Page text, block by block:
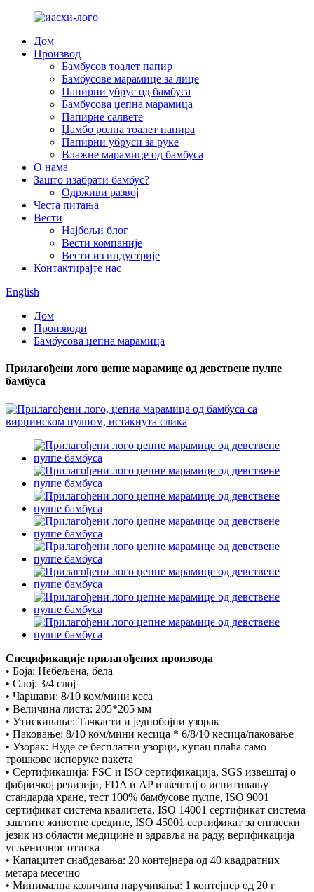
Дом
Производ
Бамбусов тоалет папир
Бамбусове марамице за лице
Папирни убрус од бамбуса
Бамбусова џепна марамица
Папирне салвете
Џамбо ролна тоалет папира
Папирни убруси за руке
Влажне марамице од бамбуса
О нама
Зашто изабрати бамбус?
Одрживи развој
Честа питања
Вести
Најбољи блог
Вести компаније
Вести из индустрије
Контактирајте нас
English
Дом
Производи
Бамбусова џепна марамица
Прилагођени лого џепне марамице од девствене пулпе
бамбуса
Спецификације прилагођених производа
• Боја: Небељена, бела
• Слој: 3/4 слој
• Чаршави: 8/10 ком/мини кеса
• Величина листа: 205*205 мм
• Утискивање: Тачкасти и једнобојни узорак
• Паковање: 8/10 ком/мини кесица * 6/8/10 кесица/паковање
• Узорак: Нуде се бесплатни узорци, купац плаћа само
трошкове испоруке пакета
• Сертификација: FSC и ISO сертификација, SGS извештај о
фабричкој ревизији, FDA и AP извештај о испитивању
стандарда хране, тест 100% бамбусове пулпе, ISO 9001
сертификат система квалитета, ISO 14001 сертификат система
заштите животне средине, ISO 45001 сертификат за енглески
језик из области медицине и здравља на раду, верификација
угљеничног отиска
• Капацитет снабдевања: 20 контејнера од 40 квадратних
метара месечно
• Минимална количина наручивања: 1 контејнер од 20 г